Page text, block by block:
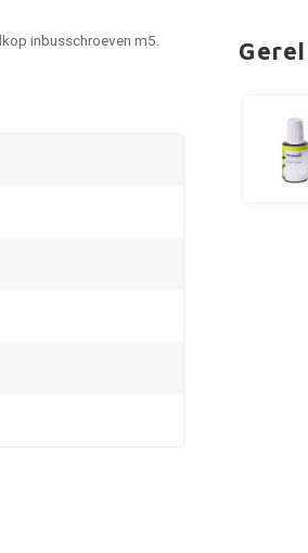
inbusschroeven m5.